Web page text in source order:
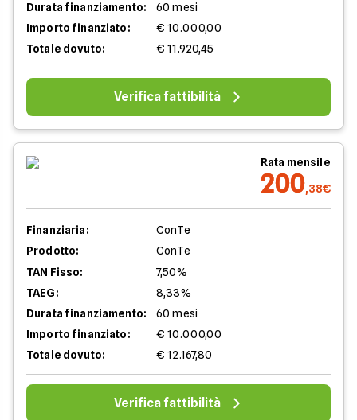
Durata finanziamento:
60 mesi
Importo finanziato:
€ 10.000,00
Totale dovuto:
€ 11.920,45
Verifica fattibilità
Rata mensile
200,38€
Finanziaria:
ConTe
Prodotto:
ConTe
TAN Fisso:
7,50%
TAEG:
8,33%
Durata finanziamento:
60 mesi
Importo finanziato:
€ 10.000,00
Totale dovuto:
€ 12.167,80
Verifica fattibilità